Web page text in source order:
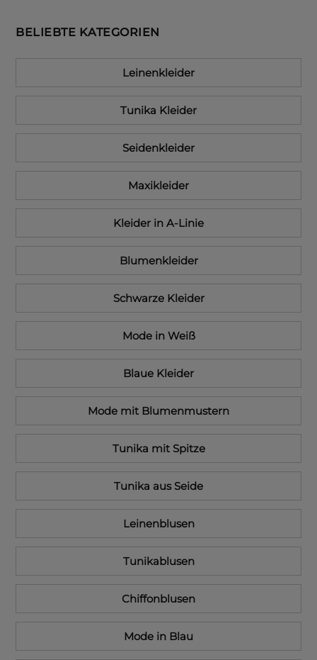
BELIEBTE KATEGORIEN
Leinenkleider
Tunika Kleider
Seidenkleider
Maxikleider
Kleider in A-Linie
Blumenkleider
Schwarze Kleider
Mode in Weiß
Blaue Kleider
Mode mit Blumenmustern
Tunika mit Spitze
Tunika aus Seide
Leinenblusen
Tunikablusen
Chiffonblusen
Mode in Blau